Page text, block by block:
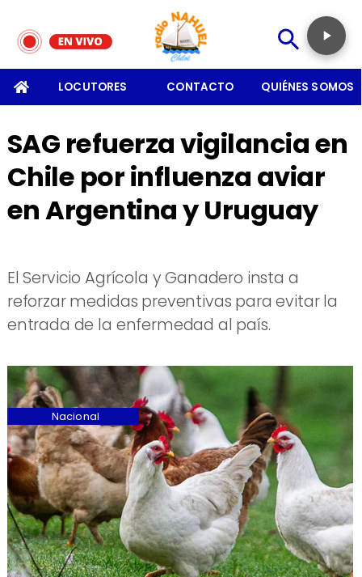
LOCUTORES CONTACTO QUIÉNES SOMOS
SAG refuerza vigilancia en
Chile por influenza aviar
en Argentina y Uruguay
El Servicio Agrícola y Ganadero insta a
reforzar medidas preventivas para evitar la
entrada de la enfermedad al país.
Nacional